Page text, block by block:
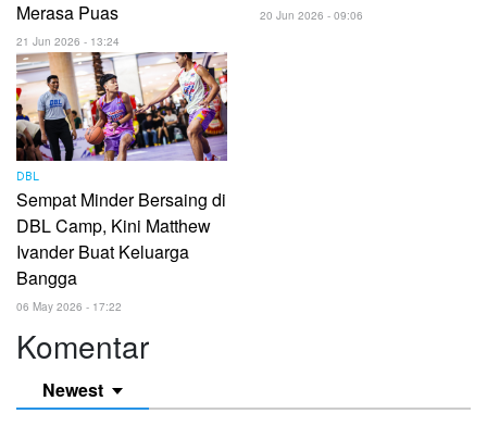
Merasa Puas
21 Jun 2026 - 13:24
20 Jun 2026 - 09:06
DBL
Sempat Minder Bersaing di
DBL Camp, Kini Matthew
Ivander Buat Keluarga
Bangga
06 May 2026 - 17:22
Komentar
Newest